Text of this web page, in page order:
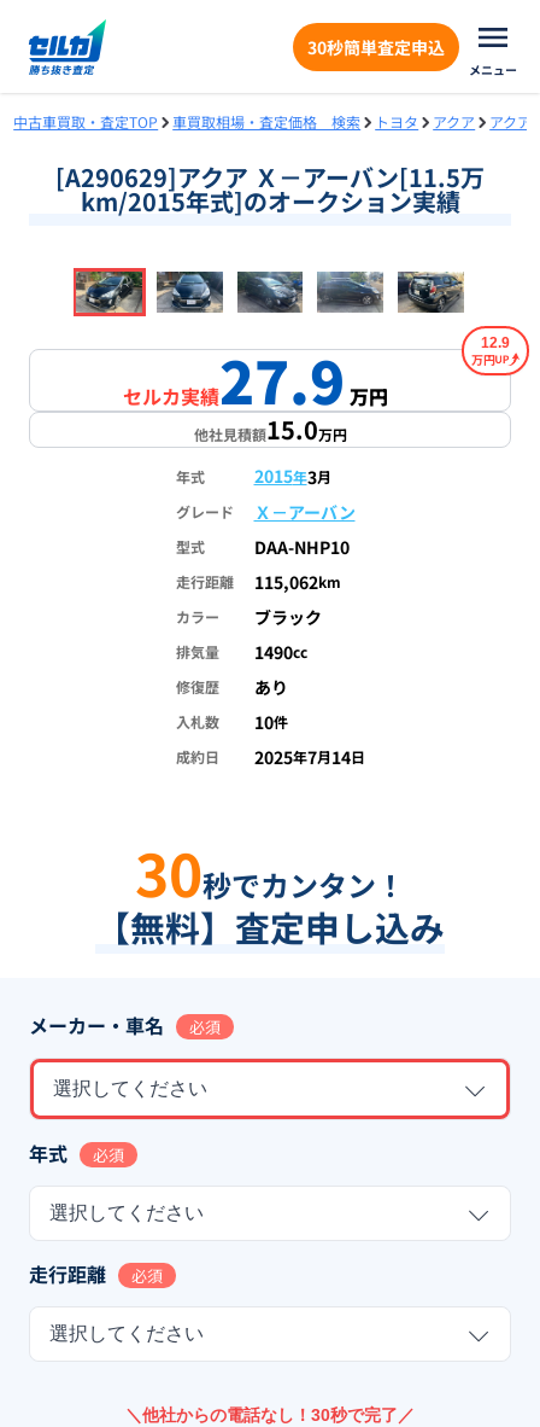
30秒簡単査定申込
メニュー
中古車買取・査定TOP 車買取相場・査定価格 検索 トヨタ アクア アクア
[A290629]アクア Ｘ－アーバン[11.5万
km/2015年式]のオークション実績
1/18
セルカ実績27.9万円
12.9
万円
他社見積額15.0万円
年式 2015年3月
グレード
Ｘ－アーバン
型式 DAA-NHP10
走行距離 115,062km
カラー
ブラック
排気量 1490cc
修復歴
あり
入札数 10件
成約日
2025年7月14日
30秒でカンタン！
【無料】査定申し込み
メーカー・車名 必須
選択してください
年式 必須
選択してください
走行距離 必須
選択してください
＼他社からの電話なし！30秒で完了／